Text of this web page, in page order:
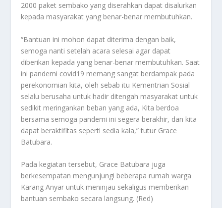
2000 paket sembako yang diserahkan dapat disalurkan
kepada masyarakat yang benar-benar membutuhkan.
“Bantuan ini mohon dapat diterima dengan baik,
semoga nanti setelah acara selesai agar dapat
diberikan kepada yang benar-benar membutuhkan. Saat
ini pandemi covid19 memang sangat berdampak pada
perekonomian kita, oleh sebab itu Kementrian Sosial
selalu berusaha untuk hadir ditengah masyarakat untuk
sedikit meringankan beban yang ada, Kita berdoa
bersama semoga pandemi ini segera berakhir, dan kita
dapat beraktifitas seperti sedia kala,” tutur Grace
Batubara.
Pada kegiatan tersebut, Grace Batubara juga
berkesempatan mengunjungi beberapa rumah warga
Karang Anyar untuk meninjau sekaligus memberikan
bantuan sembako secara langsung. (Red)